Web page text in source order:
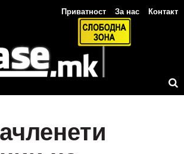
Приватност За нас Контакт